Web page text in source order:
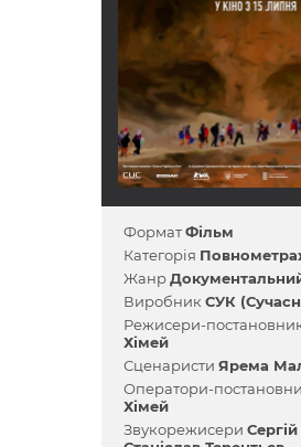
ФорматФільм
Категорія
Жанр
Виробник СУК
Режисери-
Хімей
Сценаристи Ярема
Оператори-
Хімей
Звукорежисери